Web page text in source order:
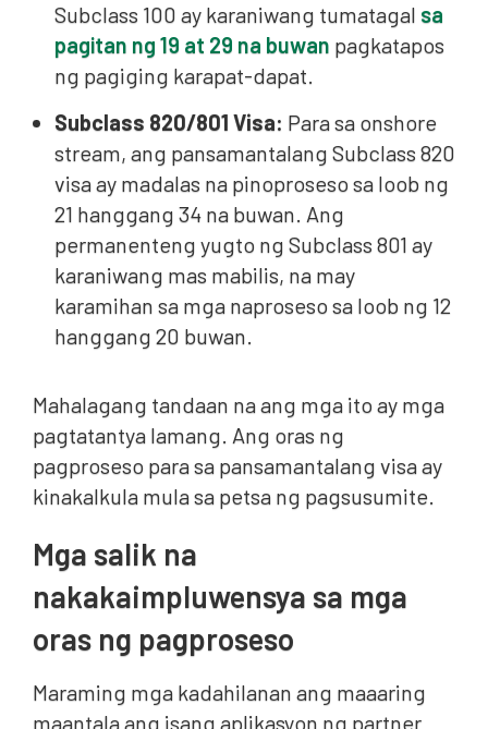
Subclass 100 ay karaniwang tumatagal sa
pagitan ng 19 at 29 na buwan pagkatapos
ng pagiging karapat-dapat.
Subclass 820/801 Visa: Para sa onshore
stream, ang pansamantalang Subclass 820
visa ay madalas na pinoproseso sa loob ng
21 hanggang 34 na buwan. Ang
permanenteng yugto ng Subclass 801 ay
karaniwang mas mabilis, na may
karamihan sa mga naproseso sa loob ng 12
hanggang 20 buwan.
Mahalagang tandaan na ang mga ito ay mga
pagtatantya lamang. Ang oras ng
pagproseso para sa pansamantalang visa ay
kinakalkula mula sa petsa ng pagsusumite.
Mga salik na
nakakaimpluwensya sa mga
oras ng pagproseso
Maraming mga kadahilanan ang maaaring
maantala ang isang aplikasyon ng partner